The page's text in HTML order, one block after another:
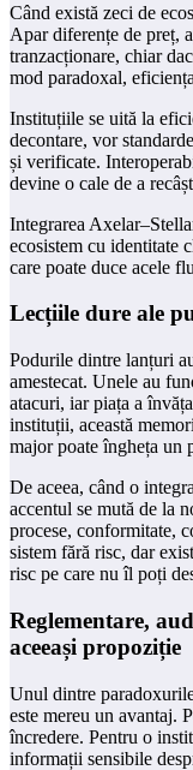
Când există zeci de
Apar diferențe de preț,
tranzacționare, chiar
mod paradoxal,
Instituțiile se uită la
decontare, vor
și verificate.
devine o cale de a
Integrarea
ecosistem cu identitate
care poate duce acele
Lecțiile dure ale
Podurile dintre lanțuri
amestecat. Unele au
atacuri, iar piața a
instituții, această
major poate îngheța un
De aceea, când o
accentul se mută de la
procese, conformitate,
sistem fără risc, dar
risc pe care nu îl poți
Reglementare,
aceeași propoziție
Unul dintre
este mereu un avantaj.
încredere. Pentru o
informații sensibile